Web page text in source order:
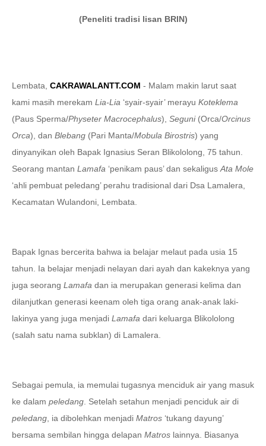
(Peneliti tradisi lisan BRIN)
Lembata, CAKRAWALANTT.COM - Malam makin larut saat
kami masih merekam Lia-Lia ‘syair-syair’ merayu Koteklema
(Paus Sperma/Physeter Macrocephalus), Seguni(Orca/Orcinus
Orca), dan Blebang (Pari Manta/Mobula Birostris) yang
dinyanyikan oleh Bapak Ignasius Seran Blikololong, 75 tahun.
Seorang mantan Lamafa ‘penikam paus’ dan sekaligusAta Mole
‘ahli pembuat peledang’ perahu tradisional dari Dsa Lamalera,
Kecamatan Wulandoni, Lembata.
Bapak Ignas bercerita bahwa ia belajar melaut pada usia 15
tahun. Ia belajar menjadi nelayan dari ayah dan kakeknya yang
juga seorang Lamafa dan ia merupakan generasi kelima dan
dilanjutkan generasi keenam oleh tiga orang anak-anak laki-
lakinya yang juga menjadi Lamafa dari keluarga Blikololong
(salah satu nama subklan) di Lamalera.
Sebagai pemula, ia memulai tugasnya menciduk air yang masuk
ke dalam peledang. Setelah setahun menjadi penciduk air di
peledang, ia dibolehkan menjadi Matros ‘tukang dayung’
bersama sembilan hingga delapan Matros lainnya. Biasanya